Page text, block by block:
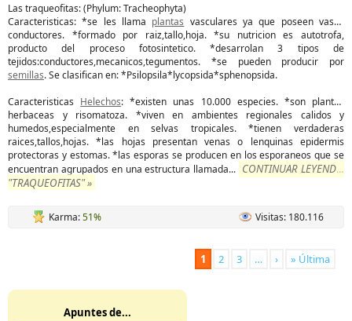
Las traqueofitas: (Phylum: Tracheophyta)
Caracteristicas: *se les llama plantas vasculares ya que poseen vasos
conductores. *formado por raiz,tallo,hoja. *su nutricion es autotrofa,
producto del proceso fotosintetico. *desarrolan 3 tipos de
tejidos:conductores,mecanicos,tegumentos. *se pueden producir por
semillas. Se clasifican en: *Psilopsila*lycopsida*sphenopsida.
Caracteristicas Helechos: *existen unas 10.000 especies. *son plantas
herbaceas y risomatoza. *viven en ambientes regionales calidos y
humedos,especialmente en selvas tropicales. *tienen verdaderas
raices,tallos,hojas. *las hojas presentan venas o lenquinas epidermis
protectoras y estomas. *las esporas se producen en los esporaneos que se
encuentran agrupados en una estructura llamada... CONTINUAR LEYENDO
"TRAQUEOFITAS" »
Karma:51% Visitas: 180.116
1 2 3 … › » Última
Apuntes de...